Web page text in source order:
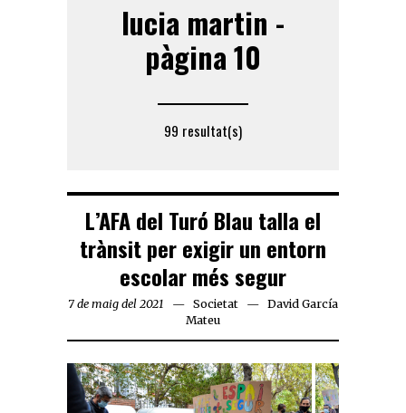
lucia martin -
pàgina 10
99 resultat(s)
L’AFA del Turó Blau talla el
trànsit per exigir un entorn
escolar més segur
7 de maig del 2021 Societat
David García
Mateu